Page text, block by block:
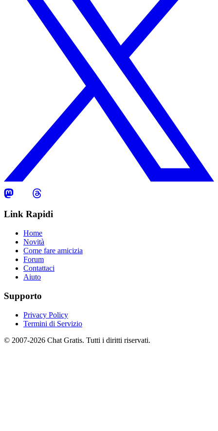
Link Rapidi
Home
Novità
Come fare amicizia
Forum
Contattaci
Aiuto
Supporto
Privacy Policy
Termini di Servizio
© 2007-2026 Chat Gratis. Tutti i diritti riservati.